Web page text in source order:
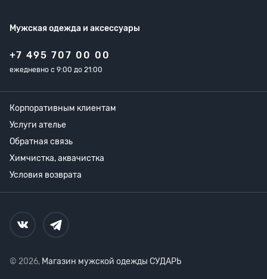
Мужская одежда и аксессуары
+7 495 707 00 00
ежедневно с 9:00 до 21:00
Корпоративным клиентам
Услуги ателье
Обратная связь
Химчистка, аквачистка
Условия возврата
© 2026, Магазин мужской одежды СУДАРЬ